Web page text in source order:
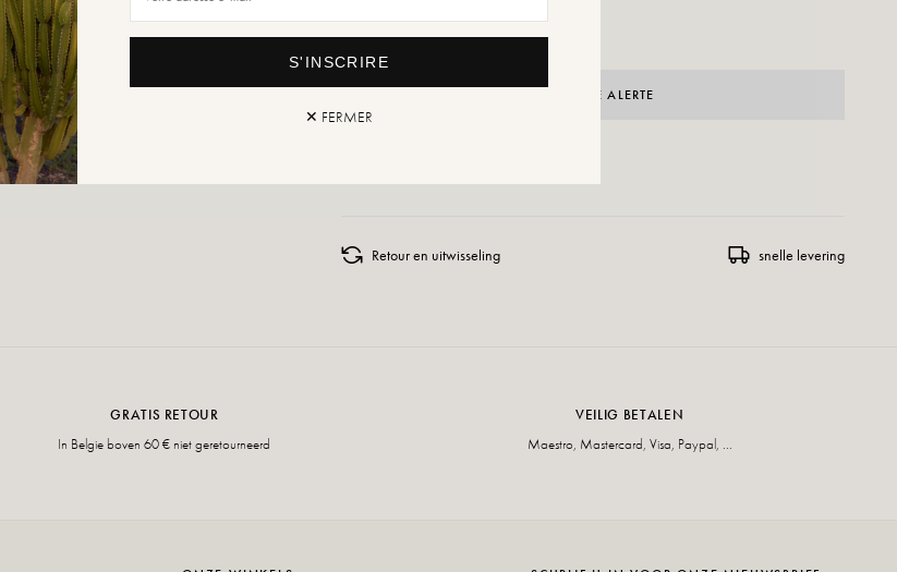
niet op voorraad
CRÉER UNE ALERTE
Retour en uitwisseling snelle levering
GRATIS RETOUR
In Belgie boven 60 € niet geretourneerd
VEILIG BETALEN
Maestro, Mastercard, Visa, Paypal, ...
S'INSCRIRE
✕ FERMER